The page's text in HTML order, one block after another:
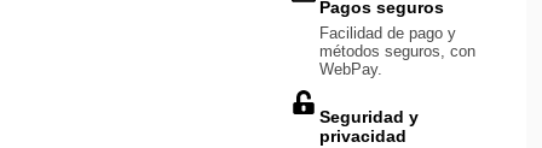
Pagos seguros
Facilidad de pago y
métodos seguros, con
WebPay.
Seguridad y
privacidad